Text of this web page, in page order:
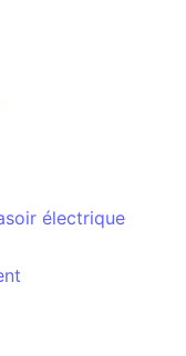
électrique